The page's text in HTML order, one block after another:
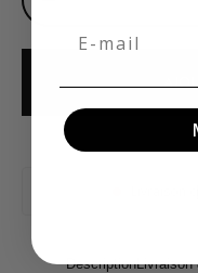
Livraison
DescriptionLivraison
Email